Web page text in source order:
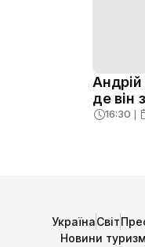
де він
16:30 ❘
УкраїнаСвіт
Новини